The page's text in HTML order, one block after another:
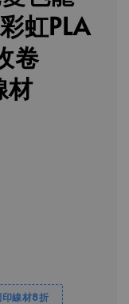
虹PLA
卷
材
線材8折